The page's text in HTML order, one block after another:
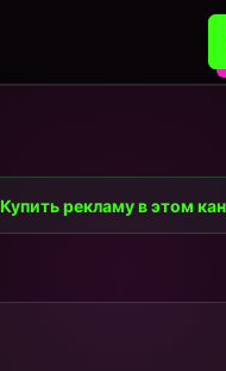
Купить рекламу в этом